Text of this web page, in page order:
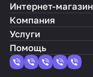
Интернет-магазин
Компания
Услуги
Помощь